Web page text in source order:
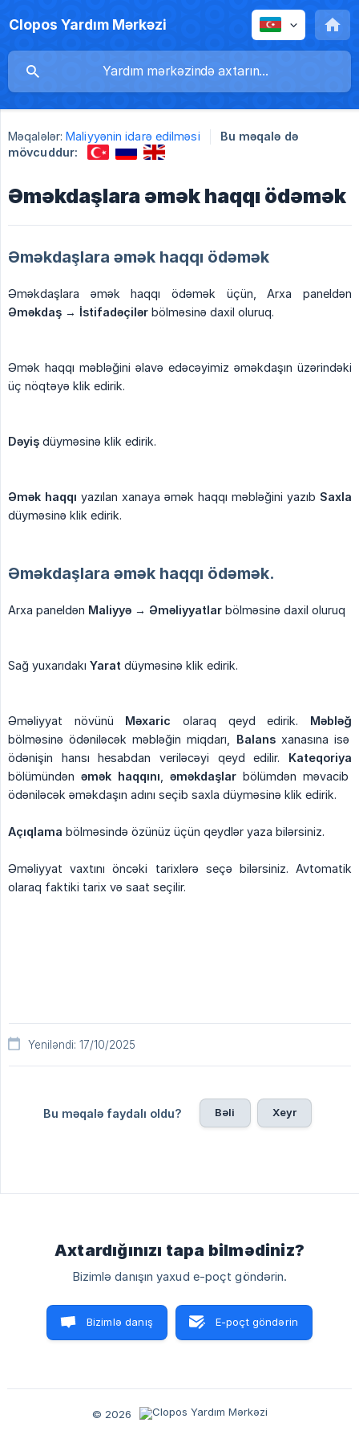
Clopos Yardım Mərkəzi
Məqalələr: Maliyyənin idarə edilməsi
Bu məqalə də
mövcuddur:
Əməkdaşlara əmək haqqı ödəmək
Əməkdaşlara əmək haqqı ödəmək
Əməkdaşlara əmək haqqı ödəmək üçün, Arxa paneldən
Əməkdaş → İstifadəçilər bölməsinə daxil oluruq.
Əmək haqqı məbləğini əlavə edəcəyimiz əməkdaşın üzərindəki
üç nöqtəyə klik edirik.
Dəyiş düyməsinə klik edirik.
Əmək haqqı yazılan xanaya əmək haqqı məbləğini yazıb Saxla
düyməsinə klik edirik.
Əməkdaşlara əmək haqqı ödəmək.
Arxa paneldən Maliyyə → Əməliyyatlar bölməsinə daxil oluruq
Sağ yuxarıdakı Yarat düyməsinə klik edirik.
Əməliyyat növünü Məxaric olaraq qeyd edirik. Məbləğ
bölməsinə ödəniləcək məbləğin miqdarı, Balansxanasına isə
ödənişin hansı hesabdan veriləcəyi qeyd edilir. Kateqoriya
bölümündən əmək haqqını əməkdaşlar bölümdən məvacib
ödəniləcək əməkdaşın adını seçib saxla düyməsinə klik edirik.
Açıqlama bölməsində özünüz üçün qeydlər yaza bilərsiniz.
Əməliyyat vaxtını öncəki tarixlərə seçə bilərsiniz. Avtomatik
olaraq faktiki tarix və saat seçilir.
Yeniləndi: 17/10/2025
Bu məqalə faydalı oldu? Bəli Xeyr
Axtardığınızı tapa bilmədiniz?
Bizimlə danışın yaxud e-poçt göndərin.
Bizimlə danış E-poçt göndərin
© 2026